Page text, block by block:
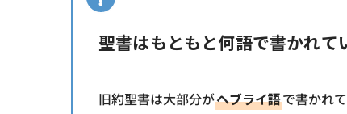
聖書はもともと何語で書かれて
旧約聖書は大部分がヘブライ語で書かれ